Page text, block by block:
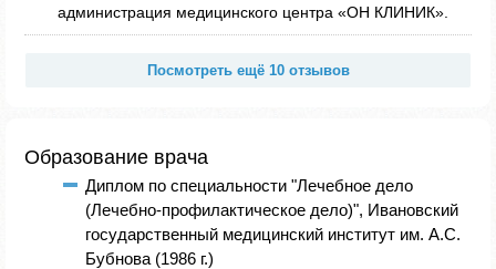
администрация медицинского центра «ОН КЛИНИК».
Посмотреть ещё 10 отзывов
Образование врача
Диплом по специальности "Лечебное дело
(Лечебно-профилактическое дело)", Ивановский
государственный медицинский институт им. А.С.
Бубнова (1986 г.)